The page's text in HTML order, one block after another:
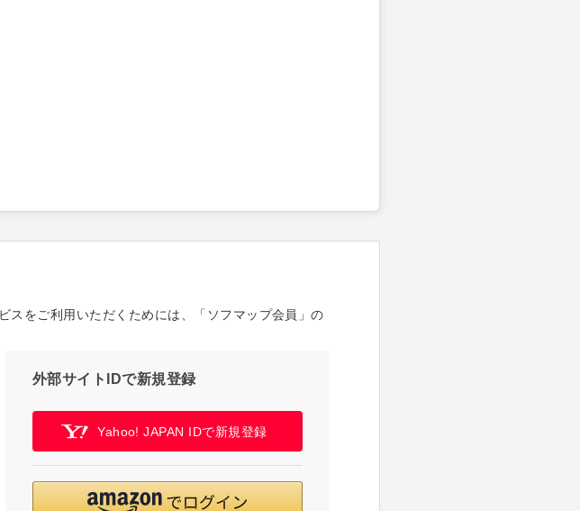
スをご利用いただくためには、「ソフマップ会員」の
外部サイトIDで新規登録
Yahoo! JAPAN IDで新規登録